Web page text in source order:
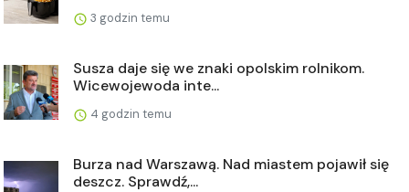
3 godzin temu
Susza daje się we znaki opolskim rolnikom.
Wicewojewoda inte...
4 godzin temu
Burza nad Warszawą. Nad miastem pojawił się
deszcz. Sprawdź,...